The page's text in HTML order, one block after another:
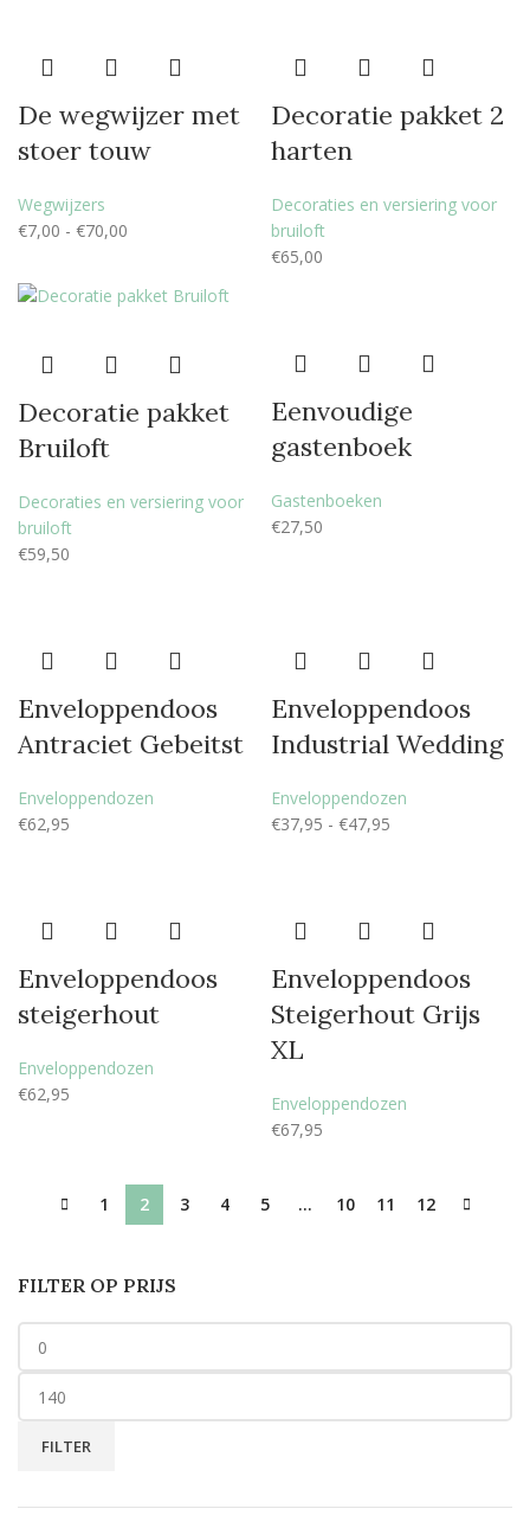
FILTER OP PRIJS
FILTER
De wegwijzer met
stoer touw
Wegwijzers
€7,00 - €70,00
Decoratie pakket 2
harten
Decoraties en versiering voor
bruiloft
€65,00
Decoratie pakket
Bruiloft
Decoraties en versiering voor
bruiloft
€59,50
Eenvoudige
gastenboek
Gastenboeken
€27,50
Enveloppendoos
Antraciet Gebeitst
Enveloppendozen
€62,95
Enveloppendoos
Industrial Wedding
Enveloppendozen
€37,95 - €47,95
Enveloppendoos
steigerhout
Enveloppendozen
€62,95
Enveloppendoos
Steigerhout Grijs
XL
Enveloppendozen
€67,95
1 2 3 4 5 … 10 11 12